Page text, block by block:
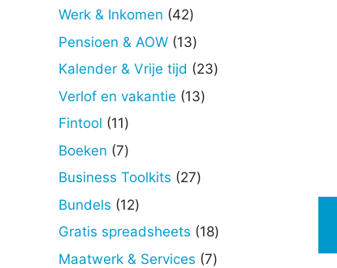
Werk & Inkomen 4242
producten
Pensioen & AOW 1313
producten
Kalender & Vrije tijd 2323
Verlof en vakantie 1313
Fintool 1111
producten
Boeken 77
producten
Business Toolkits 2727
Bundels 1212
producten
Gratis spreadsheets 1818
producten
Maatwerk & Services 77